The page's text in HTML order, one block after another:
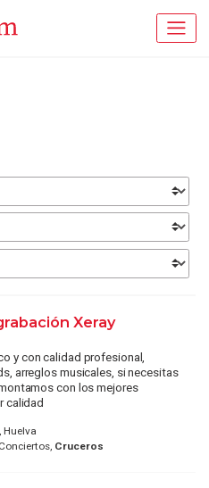
Xeray
y con calidad profesional,
arreglos musicales, si necesitas
con los mejores
calidad
Cruceros